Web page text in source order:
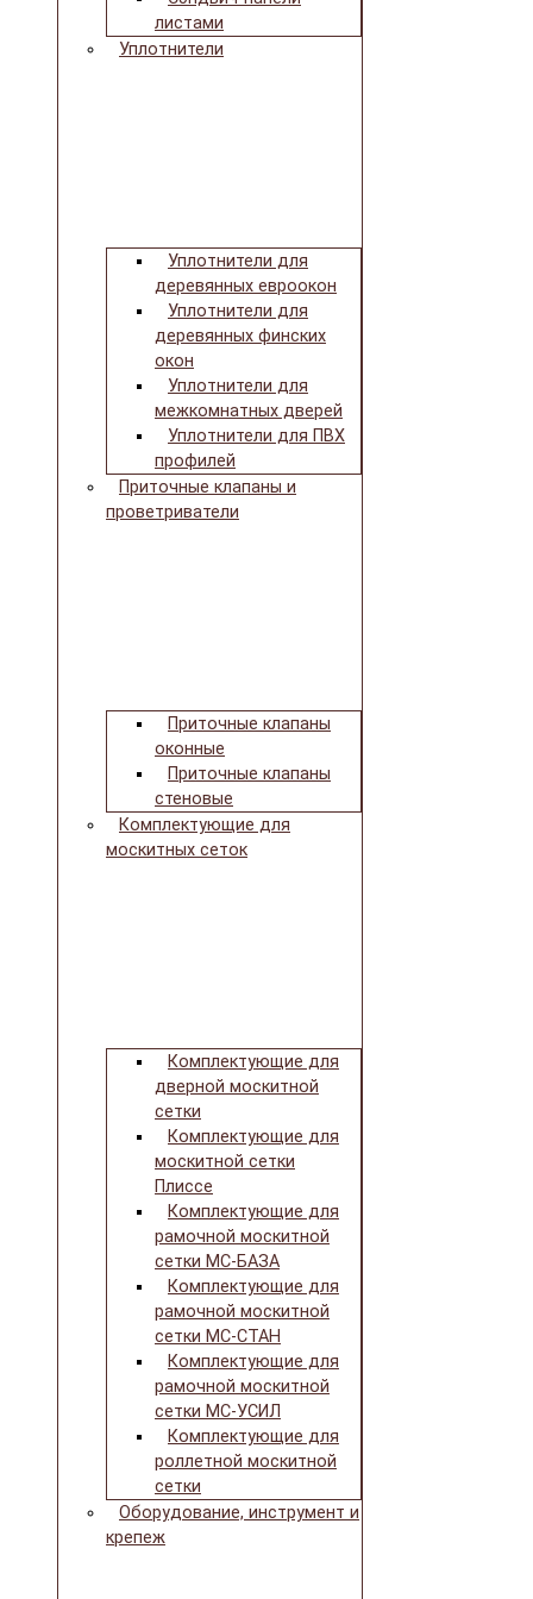
листами
Уплотнители
Уплотнители для
деревянных евроокон
Уплотнители для
деревянных финских
окон
Уплотнители для
межкомнатных дверей
Уплотнители для ПВХ
профилей
Приточные клапаны и
проветриватели
Приточные клапаны
оконные
Приточные клапаны
стеновые
Комплектующие для
москитных сеток
Комплектующие для
дверной москитной
сетки
Комплектующие для
москитной сетки
Плиссе
Комплектующие для
рамочной москитной
сетки МС-БАЗА
Комплектующие для
рамочной москитной
сетки МС-СТАН
Комплектующие для
рамочной москитной
сетки МС-УСИЛ
Комплектующие для
роллетной москитной
сетки
Оборудование, инструмент и
крепеж